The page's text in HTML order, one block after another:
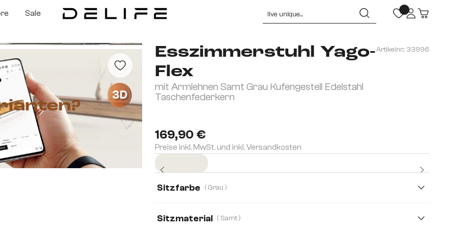
Sale
Esszimmerstuhl Yago-
Flex
mit Armlehnen Samt Grau Kufengestell Edelstahl
Taschenfederkern
Artikelnr.: 33996
169,90 €
Preise inkl. MwSt. und inkl. Versandkosten
Sitzfarbe ( Grau )
Sitzmaterial ( Samt )
3D